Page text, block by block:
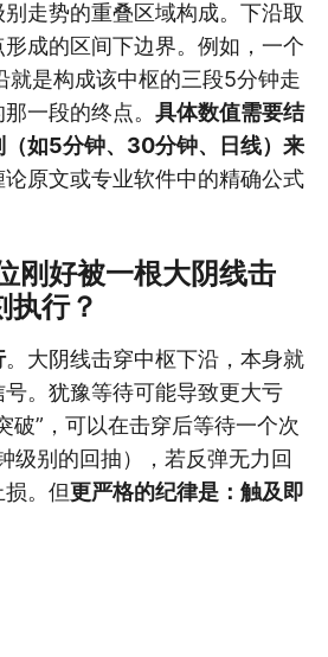
走势的重叠区域构成。下沿取
成的区间下边界。例如，一个
就是构成该中枢的三段5分钟走
一段的终点。 具体数值需要结
（如5分钟、30分钟、日线）来
论原文或专业软件中的精确公式
刚好被一根大阴线击
执行？
。大阴线击穿中枢下沿，本身就
。犹豫等待可能导致更大亏
破”，可以在击穿后等待一个次
级别的回抽），若反弹无力回
。但更严格的纪律是：触及即